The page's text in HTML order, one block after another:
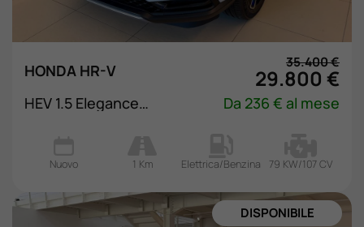
HONDA HR-V 35.400 €
29.800 €
HEV 1.5 Elegance eCVT Da 236 € al mese
Nuovo 1 Km Elettrica/Benzina 79 KW/107 CV
NUOVA